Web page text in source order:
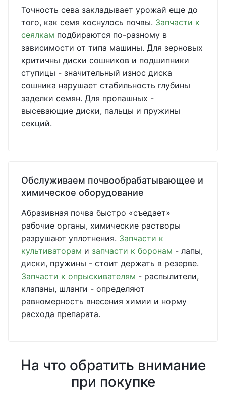
Точность сева закладывает урожай еще до
того, как семя коснулось почвы. Запчасти к
сеялкам подбираются по-разному в
зависимости от типа машины. Для зерновых
критичны диски сошников и подшипники
ступицы - значительный износ диска
сошника нарушает стабильность глубины
заделки семян. Для пропашных -
высевающие диски, пальцы и пружины
секций.
Обслуживаем почвообрабатывающее и
химическое оборудование
Абразивная почва быстро «съедает»
рабочие органы, химические растворы
разрушают уплотнения. Запчасти к
культиваторам и запчасти к боронам - лапы,
диски, пружины - стоит держать в резерве.
Запчасти к опрыскивателям - распылители,
клапаны, шланги - определяют
равномерность внесения химии и норму
расхода препарата.
На что обратить внимание
при покупке